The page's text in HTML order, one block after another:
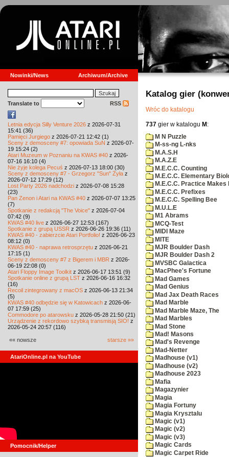
Nowinki/News Archiwum/Archive
Translate to RSS
Letnia edycja Silly Venture 2026 z 2026-07-31
15:41 (36)
Pamięci Jurgiego z 2026-07-21 12:42 (1)
Sceny z demosceny #7: opowiada SuN z 2026-07-
19 15:24 (2)
Atari Muzeum w Poznaniu na KWAS #40 z 2026-
07-16 16:10 (4)
Nie żyje kolega Pecuś z 2026-07-13 18:00 (30)
Sceny z demosceny #7 - Grzegorz "Sun" Żyła z
2026-07-12 17:29 (12)
Lost Party 2026 nadchodzi z 2026-07-08 15:28
(23)
Pan Zenon i Atari na KWAS #40 z 2026-07-07 13:25
(7)
Spotkanie z redakcją "The Voice" z 2026-07-04
07:42 (9)
KWAS #40 live z 2026-06-27 12:53 (167)
Spotkanie z grupą USSR z 2026-06-26 19:36 (11)
KWAS #40 - zabierzcie Atari Portfolio! z 2026-06-23
08:12 (0)
KWAS #40 - naprawa retrosprzętu z 2026-06-21
17:15 (1)
Sceny z demosceny #7 z Bigerem i MBR z 2026-
06-19 22:08 (0)
Atari Floppy Image Toolkit z 2026-06-17 13:51 (9)
Spotkanie online z grupą LST z 2026-06-16 16:32
(16)
Recoil zintegrowany z macOS z 2026-06-13 21:34
(5)
KWAS #40 odbędzie się w Katowicach z 2026-06-
07 17:59 (25)
Commodore po atarowsku z 2026-05-28 21:50 (21)
Urządzenie z rekordowo szybką transmisją SIO! z
2026-05-24 20:57 (116)
«« nowsze starsze »»
AtariOnline.pl na YouTube
Pomocnik/Helper
Katalog gier
Wróc do katalogu
737 gier w katalogu M :
M N Puzzle
M-ss-ng L-nks
M.A.S.H
M.A.Z.E
M.E.C.C. Counting
M.E.C.C. Elementary
M.E.C.C. Practice Makes
M.E.C.C. Prefixes
M.E.C.C. Spelling Bee
M.U.L.E
M1 Abrams
MCQ-Test
MIDI Maze
MITE
MJR Boulder Dash
MJR Boulder Dash 2
MVSBC Galactica
MacPhee's Fortune
Mad Games
Mad Genius
Mad Jax Death Races
Mad Marble
Mad Marble Maze, The
Mad Marbles
Mad Stone
Mad! Masons
Mad's Revenge
Mad-Netter
Madhouse (v1)
Madhouse (v2)
Madhouse 2023
Mafia
Magazynier
Magia
Magia Fortuny
Magia Krysztalu
Magic (v1)
Magic (v2)
Magic (v3)
Magic Cards
Magic Carpet Ride